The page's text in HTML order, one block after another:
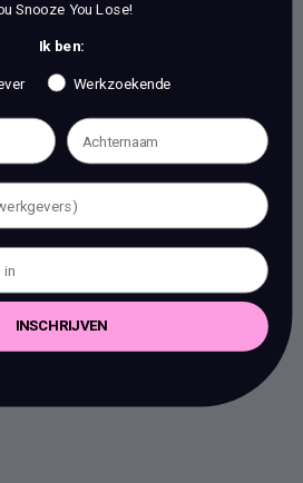
Snooze You Lose!
Ik ben:
Werkzoekende
INSCHRIJVEN